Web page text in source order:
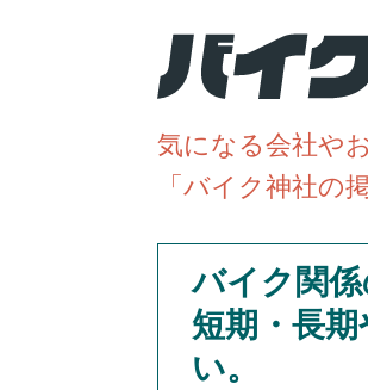
気になる会社や
「バイク神社の
バイク関
短期・長
い。